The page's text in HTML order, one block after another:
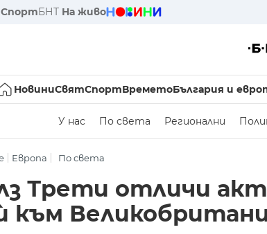
СпортБНТ На живо
НовиниСвятСпортВреметоБългария и
У нас По света Регионални
Европа По света
Трети отличи
към